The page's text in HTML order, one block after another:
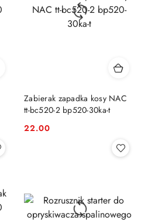
Zabierak zapadka kosy NAC
tt-bc520-2 bp520-30ka-t
Cena:
22.00